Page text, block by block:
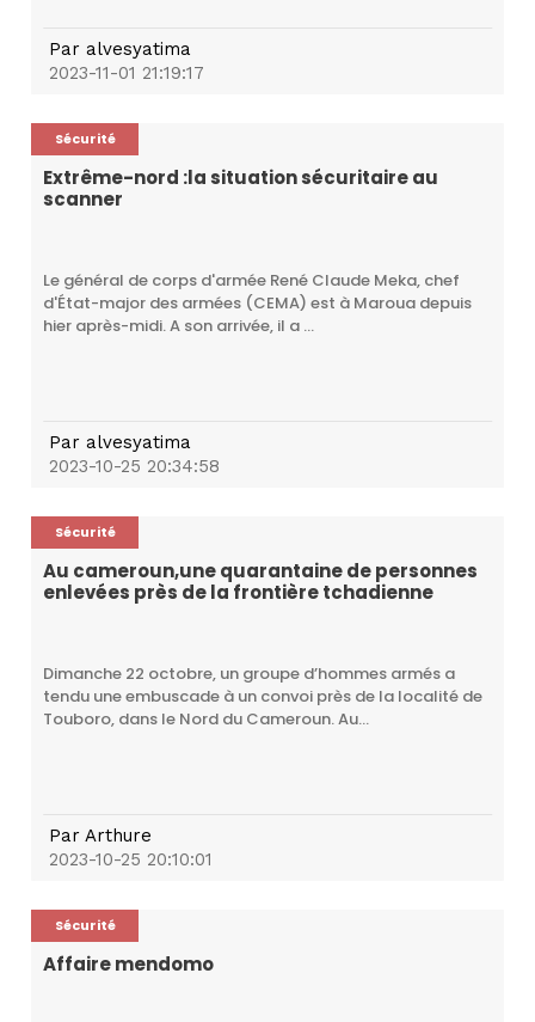
Paralvesyatima
2023-11-01 21:19:17
Sécurité
Extrême-nord :la situation sécuritaire au
scanner
Le général de corps d'armée René Claude Meka, chef
d'État-major des armées (CEMA) est à Maroua depuis
hier après-midi. A son arrivée, il a ...
Paralvesyatima
2023-10-25 20:34:58
Sécurité
Au cameroun,une quarantaine de personnes
enlevées près de la frontière tchadienne
Dimanche 22 octobre, un groupe d’hommes armés a
tendu une embuscade à un convoi près de la localité de
Touboro, dans le Nord du Cameroun. Au...
ParArthure
2023-10-25 20:10:01
Sécurité
Affaire mendomo